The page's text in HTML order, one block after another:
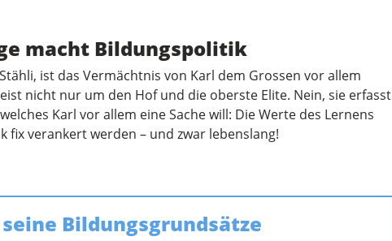
macht Bildungspolitik
ist das Vermächtnis von Karl dem Grossen vor allem
nicht nur um den Hof und die oberste Elite. Nein, sie erfasst
Karl vor allem eine Sache will: Die Werte des Lernens
fix verankert werden – und zwar lebenslang!
Bildungsgrundsätze